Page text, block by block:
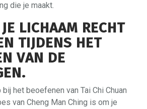
die je maakt.
LICHAAM RECHT
TIJDENS HET
VAN DE
het beoefenen van Tai Chi Chuan
van Cheng Man Ching is om je